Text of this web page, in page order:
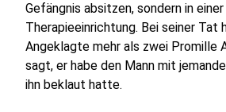
Gefängnis absitzen, sondern in einer
Therapieeinrichtung. Bei seiner Tat
Angeklagte mehr als zwei Promille
sagt, er habe den Mann mit
ihn beklaut hatte.